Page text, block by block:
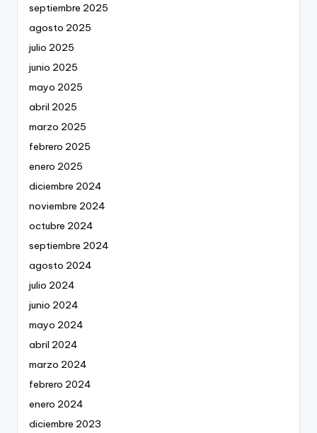
septiembre 2025
agosto 2025
julio 2025
junio 2025
mayo 2025
abril 2025
marzo 2025
febrero 2025
enero 2025
diciembre 2024
noviembre 2024
octubre 2024
septiembre 2024
agosto 2024
julio 2024
junio 2024
mayo 2024
abril 2024
marzo 2024
febrero 2024
enero 2024
diciembre 2023